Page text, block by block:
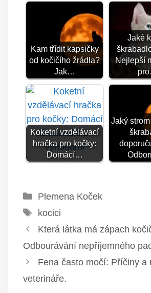
Kam třídit kapsičky
od kočičího žrádla?
Jak…
Jaké
Nejlepší
Koketní vzdělávací
hračka pro kočky:
Domácí…
Jaký
Rubriky
Plemena Koček
Štítky
kocici
Která látka má zápach
Odbourávání nepříjemného
Fena často močí: Příčiny a
veterináře.